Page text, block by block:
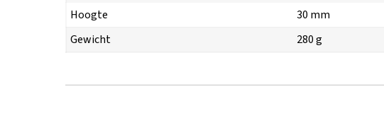
Hoogte
30 mm
Gewicht
280 g